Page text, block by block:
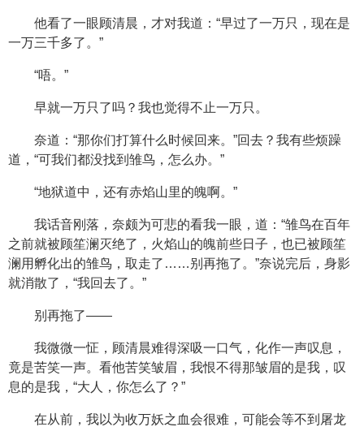
他看了一眼顾清晨，才对我道：“早过了一万只，现在是
一万三千多了。”
“唔。”
早就一万只了吗？我也觉得不止一万只。
奈道：“那你们打算什么时候回来。”回去？我有些烦躁
道，“可我们都没找到雏鸟，怎么办。”
“地狱道中，还有赤焰山里的魄啊。”
我话音刚落，奈颇为可悲的看我一眼，道：“雏鸟在百年
之前就被顾笙澜灭绝了，火焰山的魄前些日子，也已被顾笙
澜用孵化出的雏鸟，取走了……别再拖了。”奈说完后，身影
就消散了，“我回去了。”
别再拖了——
我微微一怔，顾清晨难得深吸一口气，化作一声叹息，
竟是苦笑一声。看他苦笑皱眉，我恨不得那皱眉的是我，叹
息的是我，“大人，你怎么了？”
在从前，我以为收万妖之血会很难，可能会等不到屠龙